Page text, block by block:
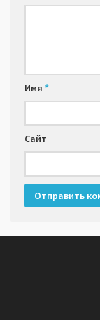
Имя *
Сайт